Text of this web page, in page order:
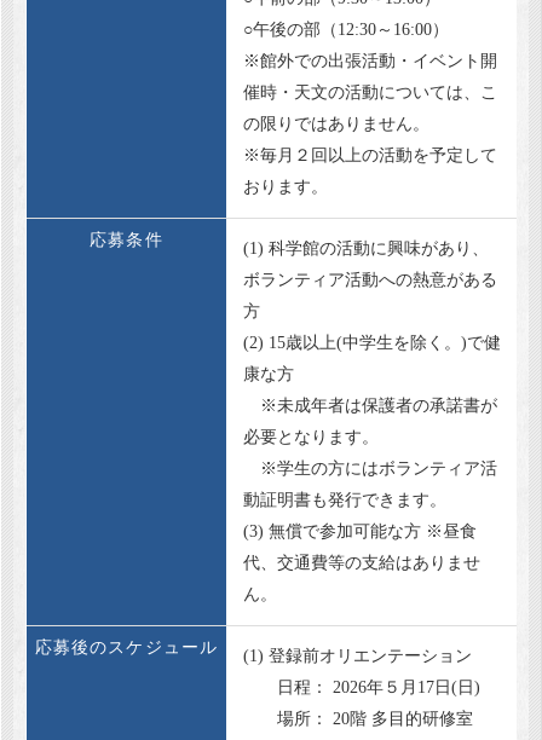
○午後の部（12:30～16:00）
※館外での出張活動・イベント開
催時・天文の活動については、こ
の限りではありません。
※毎月２回以上の活動を予定して
おります。
応募条件
(1) 科学館の活動に興味があり、
ボランティア活動への熱意がある
方
(2) 15歳以上(中学生を除く。)で健
康な方
※未成年者は保護者の承諾書が
必要となります。
※学生の方にはボランティア活
動証明書も発行できます。
(3) 無償で参加可能な方 ※昼食
代、交通費等の支給はありませ
ん。
応募後のスケジュール
(1) 登録前オリエンテーション
日程： 2026年５月17日(日)
場所： 20階 多目的研修室